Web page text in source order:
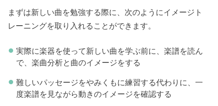
まずは新しい曲を勉強する際に、次のようにイメージト
レーニングを取り入れることができます。
実際に楽器を使って新しい曲を学ぶ前に、楽譜を読ん
で、楽曲分析と曲のイメージをする
難しいパッセージをやみくもに練習する代わりに、一
度楽譜を見ながら動きのイメージを確認する